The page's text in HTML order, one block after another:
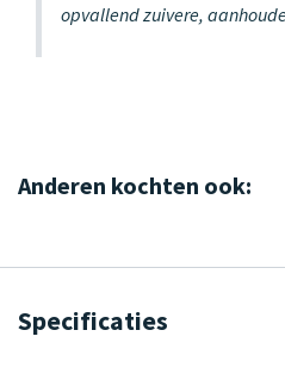
opvallend zuivere,
Anderen kochten ook:
Specificaties